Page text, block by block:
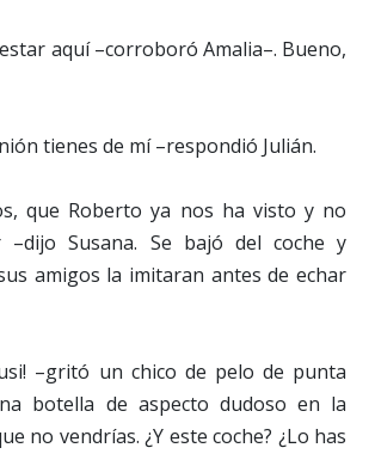
aquí –corroboró Amalia–. Bueno,
tienes de mí –respondió Julián.
que Roberto ya nos ha visto y no
–dijo Susana. Se bajó del coche y
amigos la imitaran antes de echar
–gritó un chico de pelo de punta
botella de aspecto dudoso en la
no vendrías. ¿Y este coche? ¿Lo has